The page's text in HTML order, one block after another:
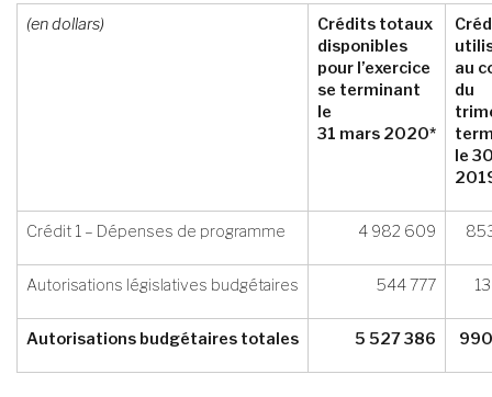
(en dollars)
Crédits totaux
disponibles
pour l’exercice
se terminant
le
31 mars 2020*
au
du
le
Crédit 1 – Dépenses de programme 4 982 609
Autorisations législatives budgétaires 544 777
Autorisations budgétaires totales 5 527 386